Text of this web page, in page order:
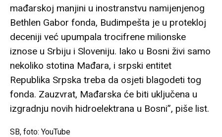
mađarskoj manjini u inostranstvu namijenjenog
Bethlen Gabor fonda, Budimpešta je u protekloj
deceniji već upumpala trocifrene milionske
iznose u Srbiju i Sloveniju. Iako u Bosni živi samo
nekoliko stotina Mađara, i srpski entitet
Republika Srpska treba da osjeti blagodeti tog
fonda. Zauzvrat, Mađarska će biti uključena u
izgradnju novih hidroelektrana u Bosni”, piše list.
SB, foto: YouTube